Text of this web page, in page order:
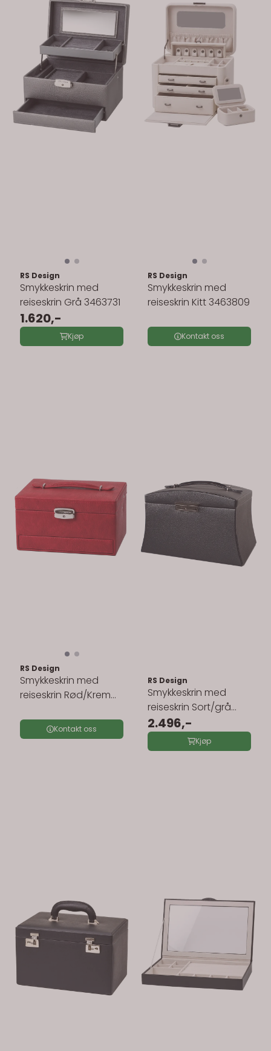
RS Design
Smykkeskrin med
reiseskrin Grå 3463731
1.620,-
Kjøp
RS Design
Smykkeskrin med
reiseskrin Kitt 3463809
Kontakt oss
RS Design
Smykkeskrin med
reiseskrin Rød/Krem
Kontakt oss
RS Design
Smykkeskrin med
reiseskrin Sort/grå
3463484
2.496,-
Kjøp